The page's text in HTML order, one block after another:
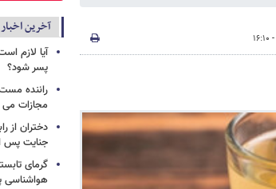
آخرین
آیا لازم
پسر شود؟
راننده
مجازات
دختران از
جنایت پس
گرمای
هواشناسی